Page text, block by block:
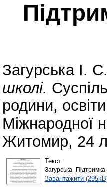
Загурська І. С.
школі.
родини,
Міжнародної
Житомир, 24
Текст
Загурська_Підтримка
Завантажити